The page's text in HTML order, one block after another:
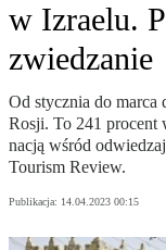
w Izraelu.
zwiedzanie
Od stycznia do marca
Rosji. To 241 procent
nacją wśród
Tourism Review.
Publikacja: 14.04.2023 00:15